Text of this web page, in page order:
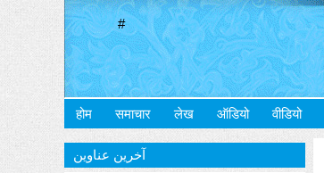
#
होम समाचार लेख ऑडियो वीडियो
آخرین عناوین